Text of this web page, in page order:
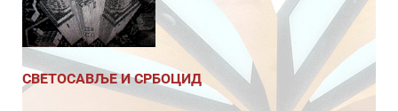
СВЕТОСАВЉЕ И СРБОЦИД